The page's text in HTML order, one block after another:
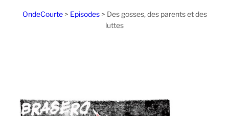
OndeCourte> Episodes> Des gosses, des parents et des
luttes